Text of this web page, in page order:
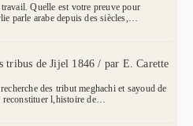
Quelle est votre preuve pour
parle arabe depuis des siècles,…
tribus de Jijel 1846 / par E. Carette
des tribut meghachi et sayoud de
reconstituer l,histoire de…